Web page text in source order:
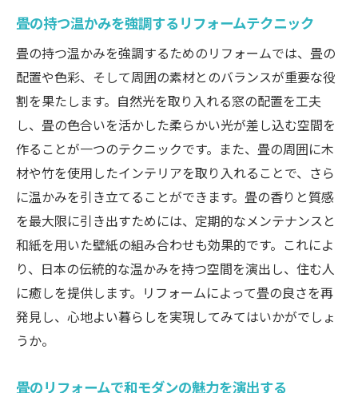
畳の持つ温かみを強調するリフォームテクニック
畳の持つ温かみを強調するためのリフォームでは、畳の
配置や色彩、そして周囲の素材とのバランスが重要な役
割を果たします。自然光を取り入れる窓の配置を工夫
し、畳の色合いを活かした柔らかい光が差し込む空間を
作ることが一つのテクニックです。また、畳の周囲に木
材や竹を使用したインテリアを取り入れることで、さら
に温かみを引き立てることができます。畳の香りと質感
を最大限に引き出すためには、定期的なメンテナンスと
和紙を用いた壁紙の組み合わせも効果的です。これによ
り、日本の伝統的な温かみを持つ空間を演出し、住む人
に癒しを提供します。リフォームによって畳の良さを再
発見し、心地よい暮らしを実現してみてはいかがでしょ
うか。
畳のリフォームで和モダンの魅力を演出する